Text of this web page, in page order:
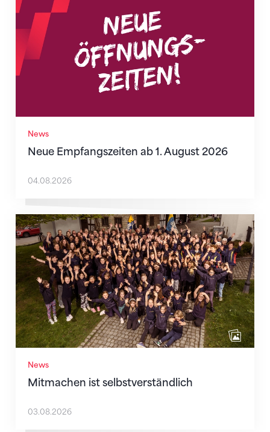
News
Neue Empfangszeiten ab 1. August 2026
04.08.2026
News
Mitmachen ist selbstverständlich
Mitmachen ist selbstverständlich
03.08.2026